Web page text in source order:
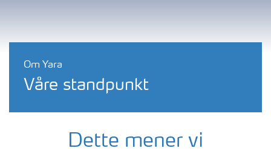
Om Yara
Våre standpunkt
Dette mener vi